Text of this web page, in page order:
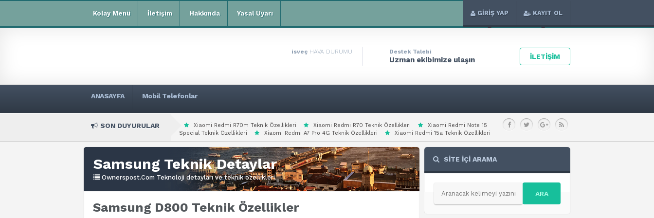
Kolay Menü İletişim Hakkında Yasal Uyarı GİRİŞ YAP KAYIT OL
isveç HAVA DURUMU Destek Talebi
Uzman ekibimize ulaşın İLETİŞİM
ANASAYFA Mobil Telefonlar
SON DUYURULAR Xiaomi Redmi R70m Teknik Özellikleri Xiaomi Redmi R70 Teknik Özellikleri
Xiaomi Redmi Note 15
Special Teknik Özellikleri
Xiaomi Redmi A7 Pro 4G Teknik Özellikleri Xiaomi Redmi 15a Teknik Özellikleri
Samsung Teknik Detaylar
Ownerspost.Com Teknoloji detayları ve teknik özellikleri.
Samsung D800 Teknik Özellikler
SİTE İÇİ ARAMA
ARA